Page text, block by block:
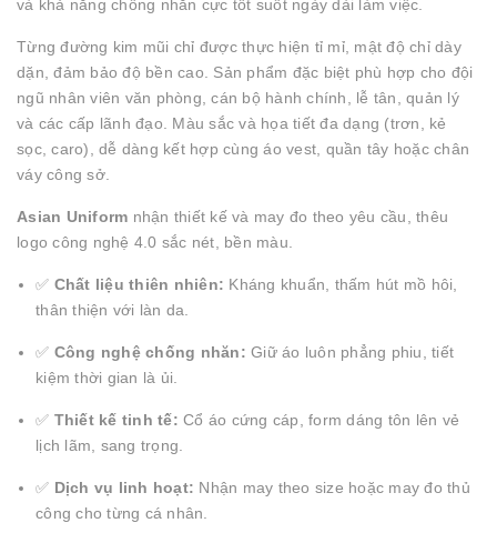
và khả năng chống nhăn cực tốt suốt ngày dài làm việc.
Từng đường kim mũi chỉ được thực hiện tỉ mỉ, mật độ chỉ dày
dặn, đảm bảo độ bền cao. Sản phẩm đặc biệt phù hợp cho đội
ngũ nhân viên văn phòng, cán bộ hành chính, lễ tân, quản lý
và các cấp lãnh đạo. Màu sắc và họa tiết đa dạng (trơn, kẻ
sọc, caro), dễ dàng kết hợp cùng áo vest, quần tây hoặc chân
váy công sở.
Asian Uniform nhận thiết kế và may đo theo yêu cầu, thêu
logo công nghệ 4.0 sắc nét, bền màu.
✅ Chất liệu thiên nhiên: Kháng khuẩn, thấm hút mồ hôi,
thân thiện với làn da.
✅ Công nghệ chống nhăn: Giữ áo luôn phẳng phiu, tiết
kiệm thời gian là ủi.
✅ Thiết kế tinh tế: Cổ áo cứng cáp, form dáng tôn lên vẻ
lịch lãm, sang trọng.
✅ Dịch vụ linh hoạt: Nhận may theo size hoặc may đo thủ
công cho từng cá nhân.